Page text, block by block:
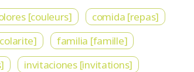
[couleurs]
comida [repas]
familia [famille]
invitaciones [invitations]